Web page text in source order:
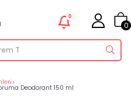
0
0
>
Deodorant 150 ml